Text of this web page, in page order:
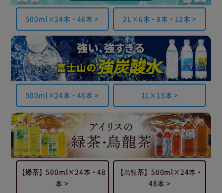
500ml×24本・48本 > 2L×6本・9本・12本 >
500ml×24本・48本 > 1L×15本 >
【緑茶】500ml×24本・48
本 >
【烏龍茶】500ml×24本・
48本 >